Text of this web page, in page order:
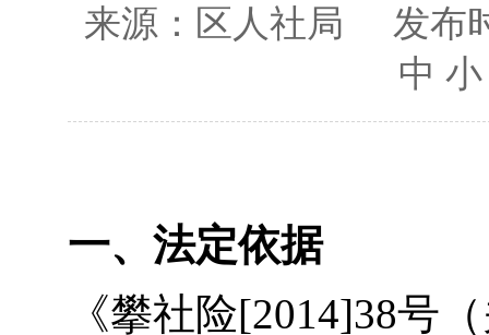
来源： 区人社局 发布
中 小
一、法定依据
《攀社险[2014]38号